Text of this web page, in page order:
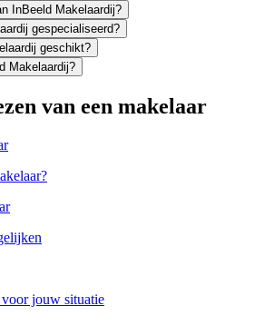
InBeeld Makelaardij?
gespecialiseerd?
geschikt?
Makelaardij?
van een makelaar
jouw situatie